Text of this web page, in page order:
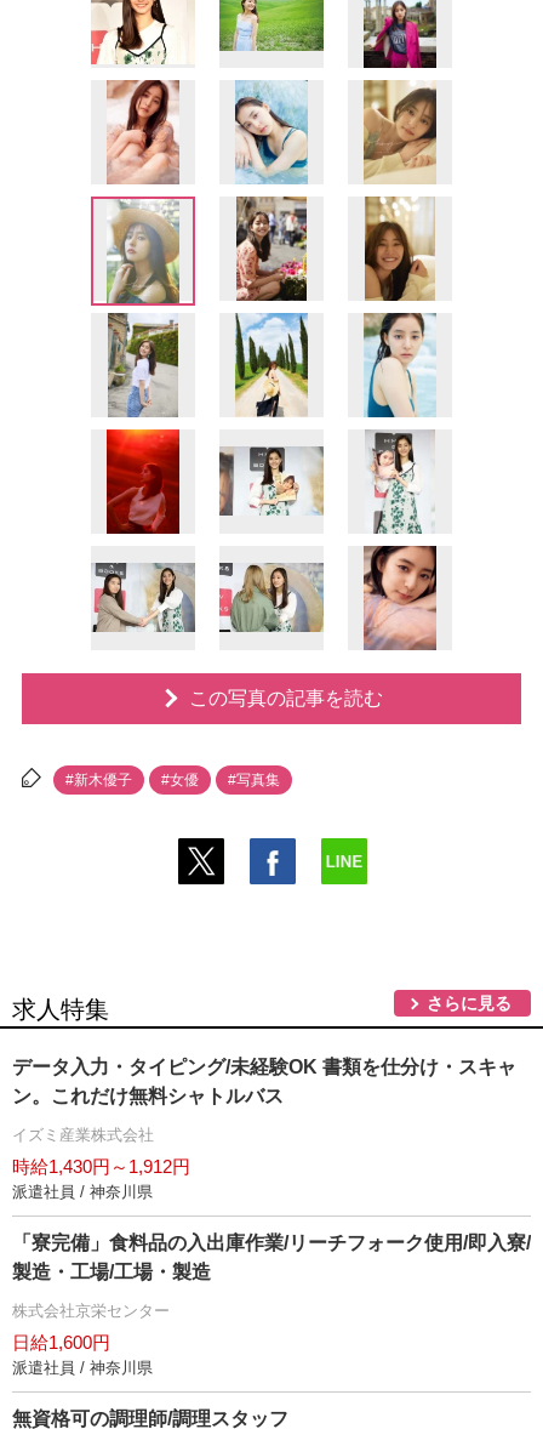
この写真の記事を読む
#新木優子 #女優 #写真集
求人特集 さらに見る
データ入力・タイピング/未経験OK 書類を仕分け・スキャ
ン。これだけ無料シャトルバス
イズミ産業株式会社
時給1,430円～1,912円
派遣社員 / 神奈川県
「寮完備」食料品の入出庫作業/リーチフォーク使用/即入寮/
製造・工場/工場・製造
株式会社京栄センター
日給1,600円
派遣社員 / 神奈川県
無資格可の調理師/調理スタッフ